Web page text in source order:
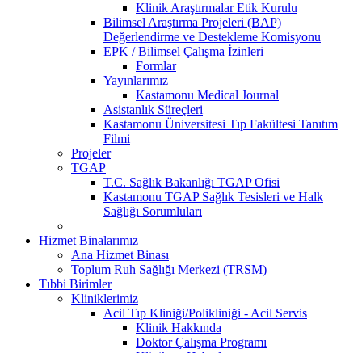
Klinik Araştırmalar Etik Kurulu
Bilimsel Araştırma Projeleri (BAP)
Değerlendirme ve Destekleme Komisyonu
EPK / Bilimsel Çalışma İzinleri
Formlar
Yayınlarımız
Kastamonu Medical Journal
Asistanlık Süreçleri
Kastamonu Üniversitesi Tıp Fakültesi Tanıtım
Filmi
Projeler
TGAP
T.C. Sağlık Bakanlığı TGAP Ofisi
Kastamonu TGAP Sağlık Tesisleri ve Halk
Sağlığı Sorumluları
Hizmet Binalarımız
Ana Hizmet Binası
Toplum Ruh Sağlığı Merkezi (TRSM)
Tıbbi Birimler
Kliniklerimiz
Acil Tıp Kliniği/Polikliniği - Acil Servis
Klinik Hakkında
Doktor Çalışma Programı